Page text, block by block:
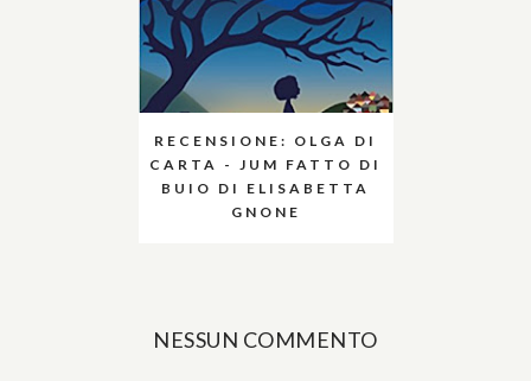
RECENSIONE: OLGA DI
CARTA - JUM FATTO DI
BUIO DI ELISABETTA
GNONE
NESSUN COMMENTO